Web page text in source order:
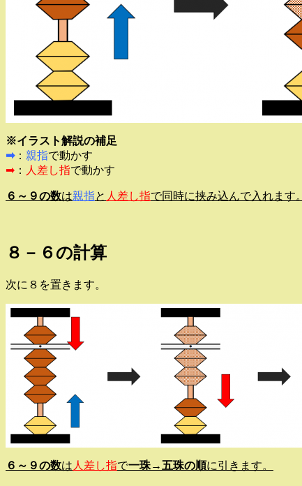
※イラスト解説の補足
➡： 親指で動かす
➡ ： 人差し指で動かす
６～９の数は親指と 人差し指で同時に挟み込んで入れます。
８－６の計算
次に８を置きます。
６～９の数は 人差し指で一珠→五珠の順に引きます。